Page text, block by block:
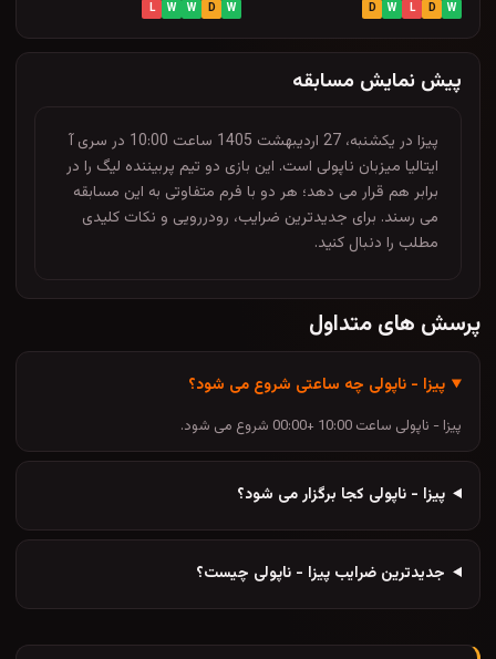
W
D
L
W
D
W
D
W
W
L
پیش نمایش مسابقه
پیزا در یکشنبه، 27 اردیبهشت 1405 ساعت 10:00 در سری آ
ایتالیا میزبان ناپولی است. این بازی دو تیم پربیننده لیگ را در
برابر هم قرار می دهد؛ هر دو با فرم متفاوتی به این مسابقه
می رسند. برای جدیدترین ضرایب، رودررویی و نکات کلیدی
مطلب را دنبال کنید.
پرسش های متداول
پیزا - ناپولی چه ساعتی شروع می شود؟
پیزا - ناپولی ساعت 10:00 +00:00 شروع می شود.
پیزا - ناپولی کجا برگزار می شود؟
جدیدترین ضرایب پیزا - ناپولی چیست؟